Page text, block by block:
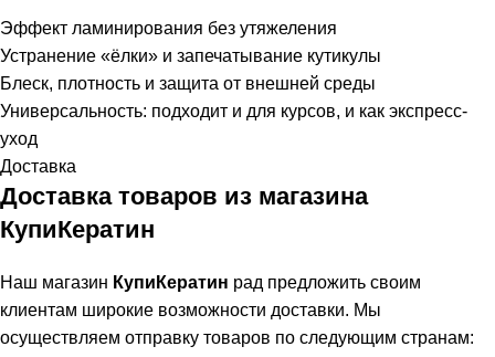
Эффект ламинирования без утяжеления
Устранение «ёлки» и запечатывание кутикулы
Блеск, плотность и защита от внешней среды
Универсальность: подходит и для курсов, и как экспресс-
уход
Доставка
Доставка товаров из магазина
КупиКератин
Наш магазин КупиКератин рад предложить своим
клиентам широкие возможности доставки. Мы
осуществляем отправку товаров по следующим странам: